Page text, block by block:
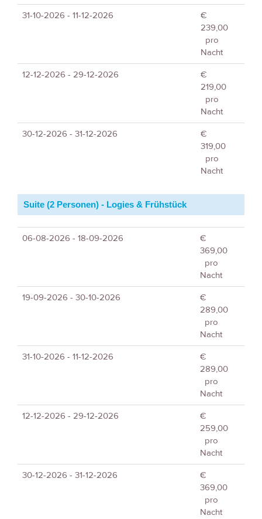
31-10-2026 - 11-12-2026
€
239,00
pro
Nacht
12-12-2026 - 29-12-2026
€
219,00
pro
Nacht
30-12-2026 - 31-12-2026
€
319,00
pro
Nacht
Suite (2 Personen) - Logies & Frühstück
06-08-2026 - 18-09-2026
€
369,00
pro
Nacht
19-09-2026 - 30-10-2026
€
289,00
pro
Nacht
31-10-2026 - 11-12-2026
€
289,00
pro
Nacht
12-12-2026 - 29-12-2026
€
259,00
pro
Nacht
30-12-2026 - 31-12-2026
€
369,00
pro
Nacht